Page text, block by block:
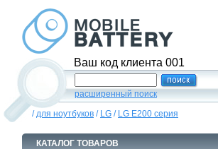
Ваш код клиента 001
расширенный поиск
/для ноутбуков / LG / LG E200 серия
КАТАЛОГ ТОВАРОВ